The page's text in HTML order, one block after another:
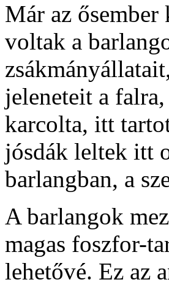
Már az
voltak a
jeleneteit a
karcolta, itt
jósdák leltek itt
barlangban, a
A barlangok
magas foszfor-
lehetővé. Ez az